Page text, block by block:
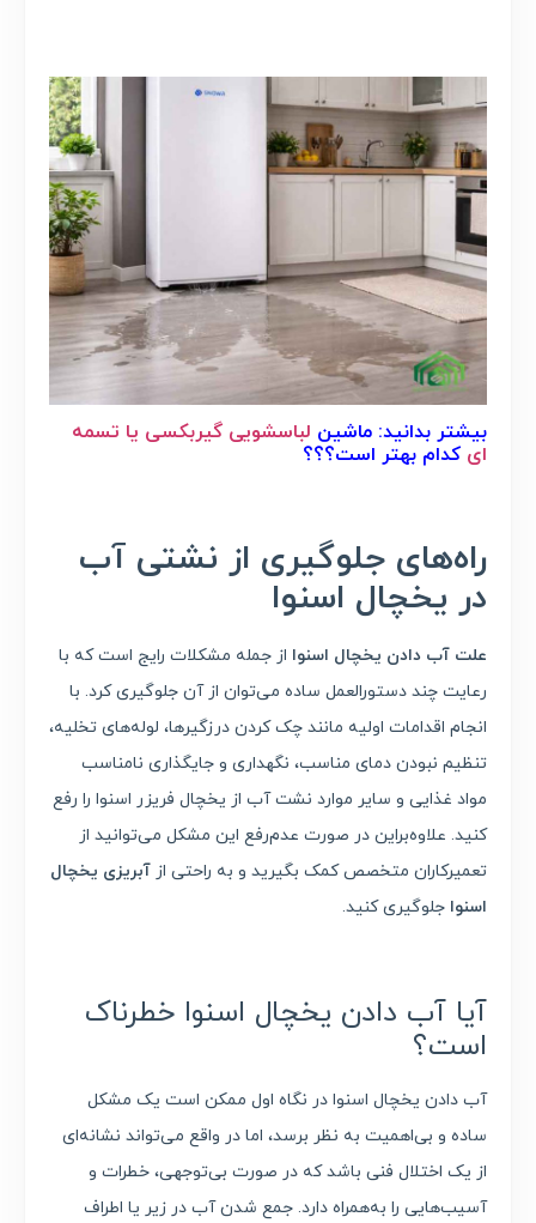
بیشتر بدانید: ماشین لباسشویی گیربکسی یا تسمه
ای کدام بهتر است؟؟؟
راه‌های جلوگیری از نشتی آب
در یخچال اسنوا
علت آب دادن یخچال اسنوا از جمله مشکلات رایج است که با
رعایت چند دستورالعمل ساده می‌توان از آن جلوگیری کرد. با
انجام اقدامات اولیه مانند چک کردن درزگیرها، لوله‌های تخلیه،
تنظیم نبودن دمای مناسب، نگهداری و جایگذاری نامناسب
مواد غذایی و سایر موارد نشت آب از یخچال فریزر اسنوا را رفع
کنید. علاوه‌بر‌این در صورت عدم‌رفع این مشکل می‌توانید از
تعمیرکاران متخصص کمک بگیرید و به راحتی از آبریزی یخچال
اسنوا جلوگیری کنید.
آیا آب دادن یخچال اسنوا خطرناک
است؟
آب دادن یخچال اسنوا در نگاه اول ممکن است یک مشکل
ساده و بی‌اهمیت به نظر برسد، اما در واقع می‌تواند نشانه‌ای
از یک اختلال فنی باشد که در صورت بی‌توجهی، خطرات و
آسیب‌هایی را به‌همراه دارد. جمع شدن آب در زیر یا اطراف